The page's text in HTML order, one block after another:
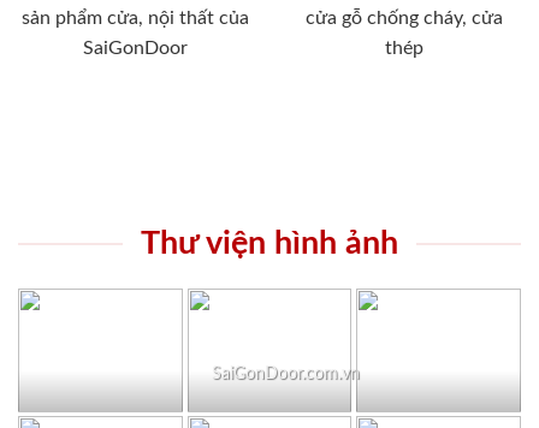
sản phẩm cửa, nội thất của
SaiGonDoor
cửa gỗ chống cháy, cửa
thép
Thư viện hình ảnh
SaiGonDoor.com.vn